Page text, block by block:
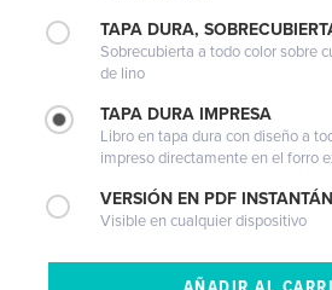
TAPA DURA,
Sobrecubierta a todo color sobre
de lino
TAPA DURA IMPRESA
Libro en tapa dura con diseño a
impreso directamente en el forro
VERSIÓN EN PDF
Visible en cualquier dispositivo